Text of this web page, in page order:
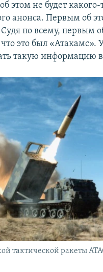
этом не будет какого-
анонса. Первым об
по всему, первым
это был «Атакамс».
такую информацию в
тактической ракеты